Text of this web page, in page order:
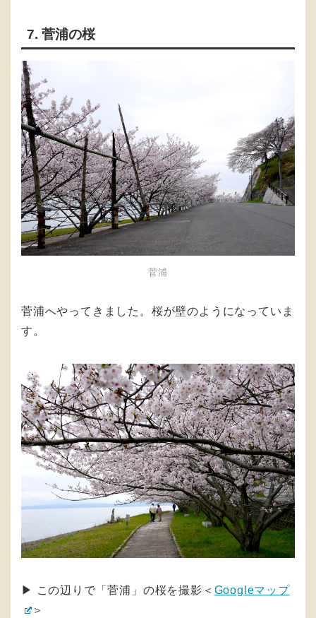
7. 菅浦の桜
菅浦
菅浦へやってきました。桜が壁のようになっていま
す。
▶︎ この辺りで「菅浦」の桜を撮影＜ Googleマップ
＞